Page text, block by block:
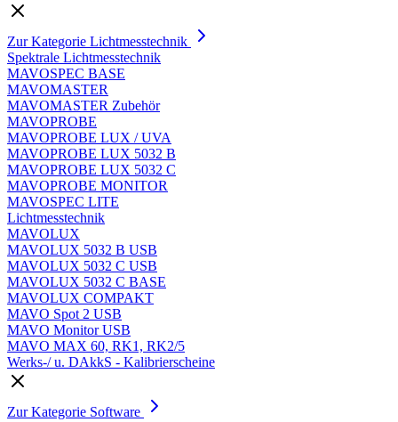
Zur Kategorie Lichtmesstechnik
Spektrale Lichtmesstechnik
MAVOSPEC BASE
MAVOMASTER
MAVOMASTER Zubehör
MAVOPROBE
MAVOPROBE LUX / UVA
MAVOPROBE LUX 5032 B
MAVOPROBE LUX 5032 C
MAVOPROBE MONITOR
MAVOSPEC LITE
Lichtmesstechnik
MAVOLUX
MAVOLUX 5032 B USB
MAVOLUX 5032 C USB
MAVOLUX 5032 C BASE
MAVOLUX COMPAKT
MAVO Spot 2 USB
MAVO Monitor USB
MAVO MAX 60, RK1, RK2/5
Werks-/ u. DAkkS - Kalibrierscheine
Zur Kategorie Software